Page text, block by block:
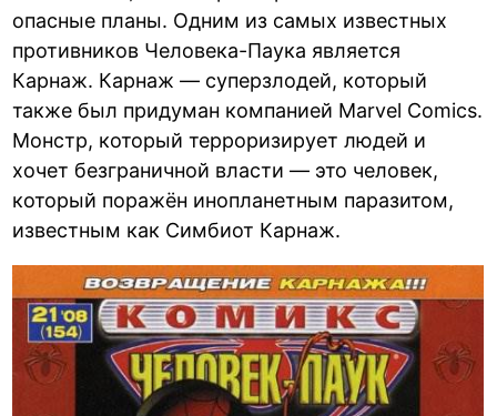
опасные планы. Одним из самых известных
противников Человека-Паука является
Карнаж. Карнаж — суперзлодей, который
также был придуман компанией Marvel Comics.
Монстр, который терроризирует людей и
хочет безграничной власти — это человек,
который поражён инопланетным паразитом,
известным как Симбиот Карнаж.